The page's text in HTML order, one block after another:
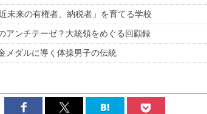
未来の有権者、納税者」を育てる学校
アンチテーゼ？大統領をめぐる回顧録
メダルに導く体操男子の伝統